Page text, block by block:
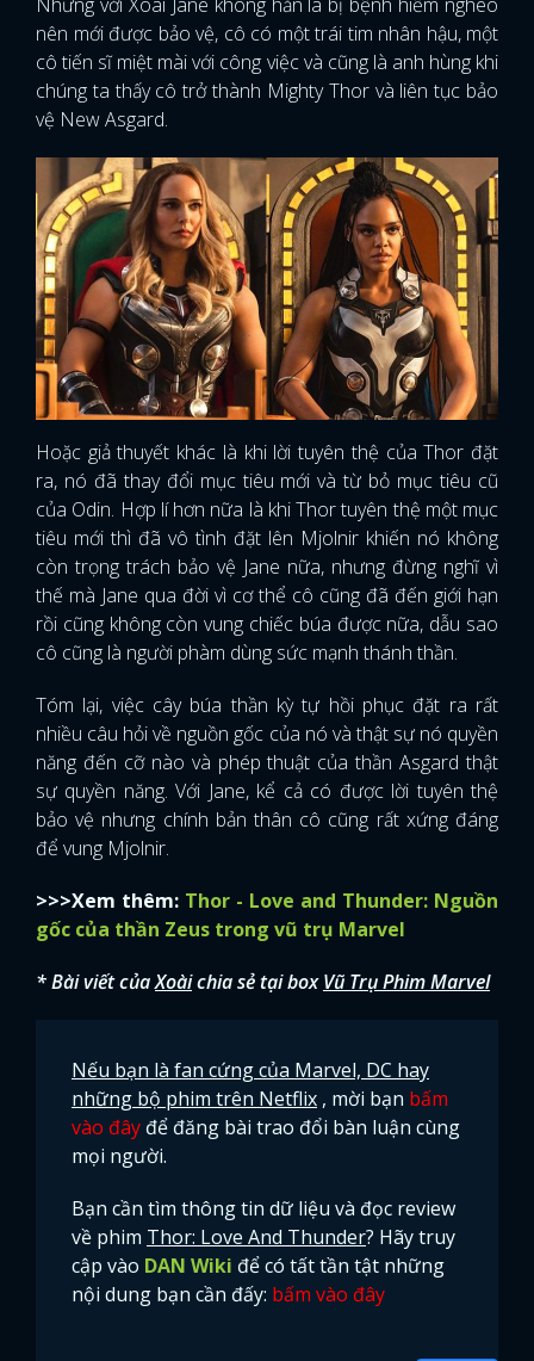
nên mới được bảo vệ, cô có một trái tim nhân hậu, một
cô tiến sĩ miệt mài với công việc và cũng là anh hùng khi
chúng ta thấy cô trở thành Mighty Thor và liên tục bảo
vệ New Asgard.
Hoặc giả thuyết khác là khi lời tuyên thệ của Thor đặt
ra, nó đã thay đổi mục tiêu mới và từ bỏ mục tiêu cũ
của Odin. Hợp lí hơn nữa là khi Thor tuyên thệ một mục
tiêu mới thì đã vô tình đặt lên Mjolnir khiến nó không
còn trọng trách bảo vệ Jane nữa, nhưng đừng nghĩ vì
thế mà Jane qua đời vì cơ thể cô cũng đã đến giới hạn
rồi cũng không còn vung chiếc búa được nữa, dẫu sao
cô cũng là người phàm dùng sức mạnh thánh thần.
Tóm lại, việc cây búa thần kỳ tự hồi phục đặt ra rất
nhiều câu hỏi về nguồn gốc của nó và thật sự nó quyền
năng đến cỡ nào và phép thuật của thần Asgard thật
sự quyền năng. Với Jane, kể cả có được lời tuyên thệ
bảo vệ nhưng chính bản thân cô cũng rất xứng đáng
để vung Mjolnir.
>>>Xem thêm: Thor - Love and Thunder: Nguồn
gốc của thần Zeus trong vũ trụ Marvel
* Bài viết củaXoàichia sẻ tại boxVũ Trụ Phim Marvel
Nếu bạn là fan cứng của Marvel, DC hay
những bộ phim trên Netflix , mời bạn bấm
vào đây để đăng bài trao đổi bàn luận cùng
mọi người.
Bạn cần tìm thông tin dữ liệu và đọc review
về phim Thor: Love And Thunder? Hãy truy
cập vào DAN Wiki để có tất tần tật những
nội dung bạn cần đấy: bấm vào đây